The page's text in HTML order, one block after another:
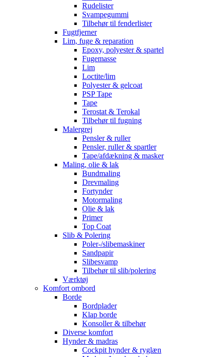
Rudelister
Svampegummi
Tilbehør til fenderlister
Fugtfjerner
Lim, fuge & reparation
Epoxy, polyester & spartel
Fugemasse
Lim
Loctite/lim
Polyester & gelcoat
PSP Tape
Tape
Terostat & Terokal
Tilbehør til fugning
Malergrej
Pensler & ruller
Pensler, ruller & spartler
Tape/afdækning & masker
Maling, olie & lak
Bundmaling
Drevmaling
Fortynder
Motormaling
Olie & lak
Primer
Top Coat
Slib & Polering
Poler-/slibemaskiner
Sandpapir
Slibesvamp
Tilbehør til slib/polering
Værktøj
Komfort ombord
Borde
Bordplader
Klap borde
Konsoller & tilbehør
Diverse komfort
Hynder & madras
Cockpit hynder & ryglæn